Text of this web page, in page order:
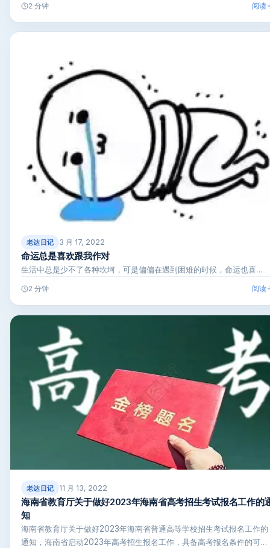
2 分钟 阅读
老达日记 3 月 17, 2022
命运总是喜欢跟我作对
生活中总是少不了各种坎坷，可是偏偏在遇到困难的时候，命运也喜…
2 分钟 阅读
老达日记 11 月 13, 2022
海南省教育厅关于做好2023年海南省高考招生考试报名工作的
知
海南省教育厅关于做好2023年海南省普通高等学校招生考试报名工作的
通知，海南省启动2023年高考招生报名工作，具备高考报名条件的可…